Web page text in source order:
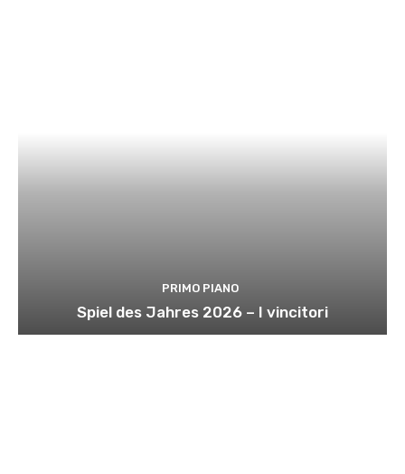
PRIMO PIANO
Spiel des Jahres 2026 – I vincitori